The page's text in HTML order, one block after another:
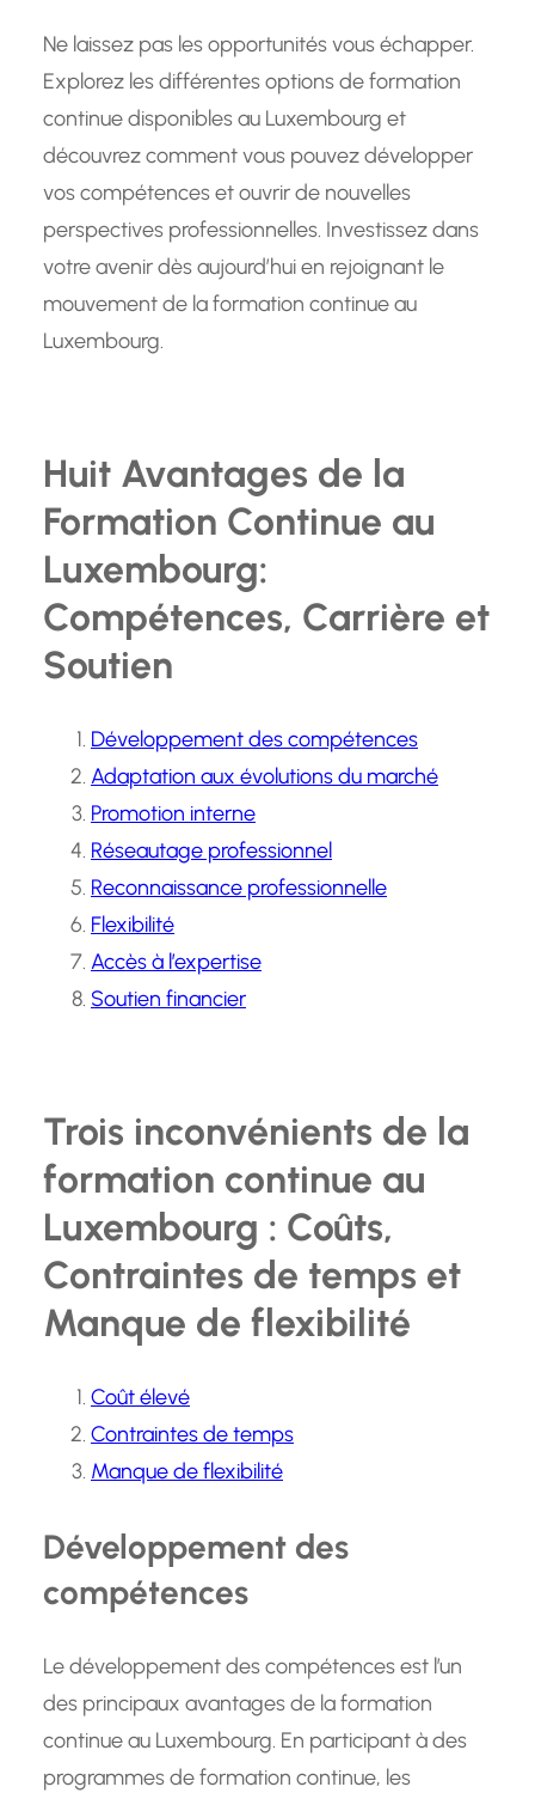
Ne laissez pas les opportunités vous échapper.
Explorez les différentes options de formation
continue disponibles au Luxembourg et
découvrez comment vous pouvez développer
vos compétences et ouvrir de nouvelles
perspectives professionnelles. Investissez dans
votre avenir dès aujourd’hui en rejoignant le
mouvement de la formation continue au
Luxembourg.
Huit Avantages de la
Formation Continue au
Luxembourg:
Compétences, Carrière et
Soutien
Développement des compétences
Adaptation aux évolutions du marché
Promotion interne
Réseautage professionnel
Reconnaissance professionnelle
Flexibilité
Accès à l’expertise
Soutien financier
Trois inconvénients de la
formation continue au
Luxembourg : Coûts,
Contraintes de temps et
Manque de flexibilité
Coût élevé
Contraintes de temps
Manque de flexibilité
Développement des
compétences
Le développement des compétences est l’un
des principaux avantages de la formation
continue au Luxembourg. En participant à des
programmes de formation continue, les